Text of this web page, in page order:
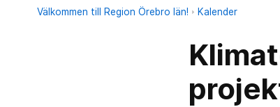
Välkommen till Region Örebro län! Kalender